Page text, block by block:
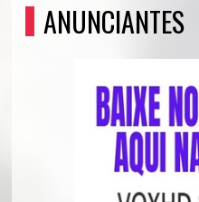
ANUNCIANTES